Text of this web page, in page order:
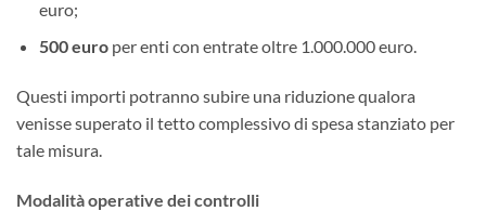
euro;
500 europer enti con entrate oltre 1.000.000 euro.
Questi importi potranno subire una riduzione qualora
venisse superato il tetto complessivo di spesa stanziato per
tale misura.
Modalità operative dei controlli